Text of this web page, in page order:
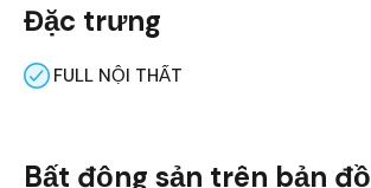
Đặc trưng
FULL NỘI THẤT
Bất động sản trên bản đồ